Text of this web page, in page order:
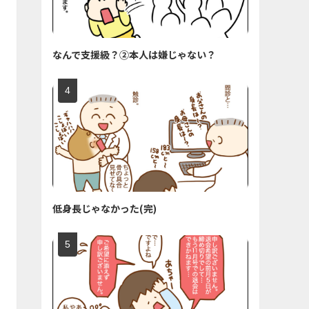
なんで支援級？②本人は嫌じゃない？
低身長じゃなかった(完)